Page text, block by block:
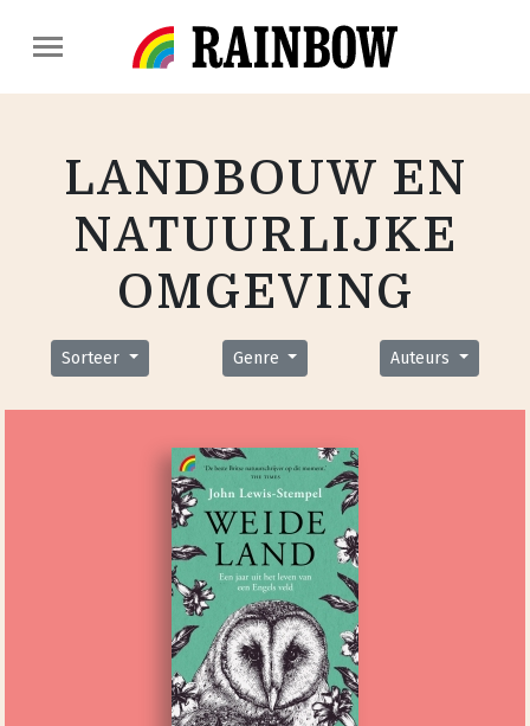
LANDBOUW EN
NATUURLIJKE
OMGEVING
Sorteer Genre Auteurs